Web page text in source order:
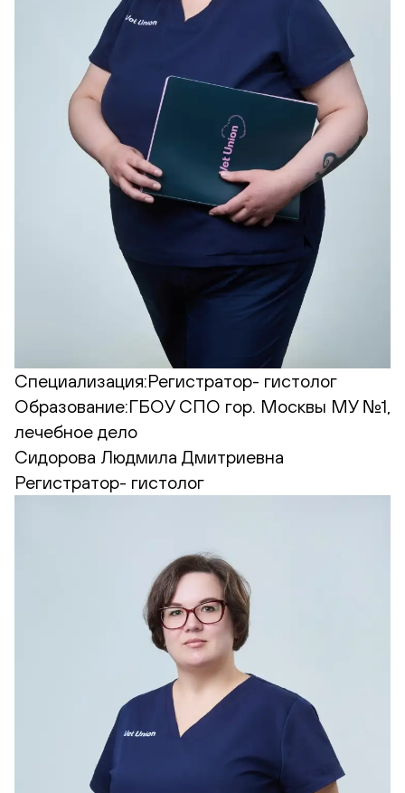
Специализация:Регистратор- гистолог
Образование:ГБОУ СПО гор. Москвы МУ №1,
лечебное дело
Сидорова Людмила Дмитриевна
Регистратор- гистолог